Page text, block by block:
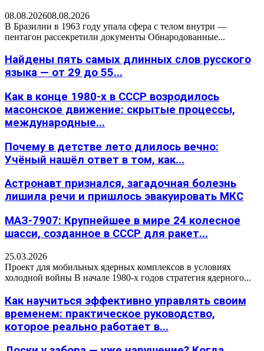
08.08.202608.08.2026
В Бразилии в 1963 году упала сфера с телом внутри —
пентагон рассекретили документы Обнародованные...
Найдены пять самых длинных слов русского
языка — от 29 до 55...
Как в конце 1980-х в СССР возродилось
масонское движение: скрытые процессы,
международные...
Почему в детстве лето длилось вечно:
Учёный нашёл ответ в том, как...
Астронавт признался, загадочная болезнь
лишила речи и пришлось эвакуировать МКС
МАЗ-7907: Крупнейшее в мире 24 колесное
шасси, созданное в СССР для ракет...
25.03.2026
Проект для мобильных ядерных комплексов в условиях
холодной войны В начале 1980-х годов стратегия ядерного...
Как научиться эффективно управлять своим
временем: практическое руководство,
которое реально работает в...